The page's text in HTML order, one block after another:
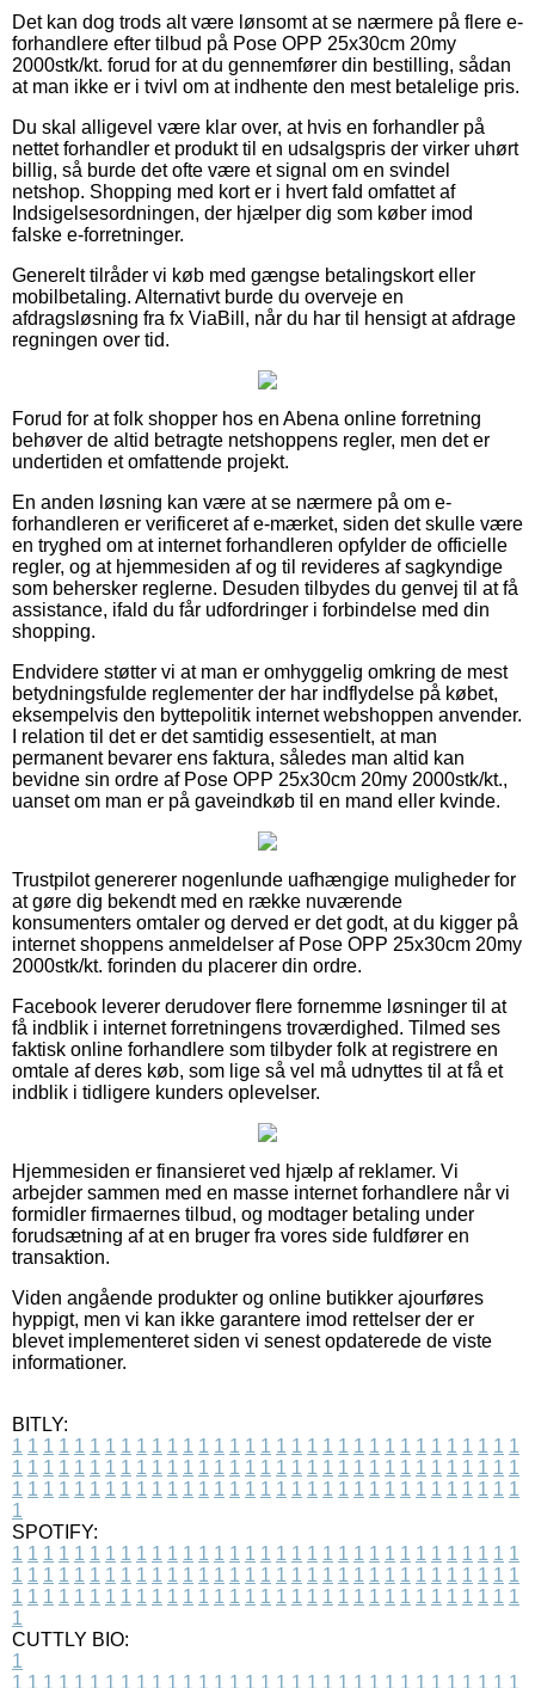
Det kan dog trods alt være lønsomt at se nærmere på flere e-
forhandlere efter tilbud på Pose OPP 25x30cm 20my
2000stk/kt. forud for at du gennemfører din bestilling, sådan
at man ikke er i tvivl om at indhente den mest betalelige pris.
Du skal alligevel være klar over, at hvis en forhandler på
nettet forhandler et produkt til en udsalgspris der virker uhørt
billig, så burde det ofte være et signal om en svindel
netshop. Shopping med kort er i hvert fald omfattet af
Indsigelsesordningen, der hjælper dig som køber imod
falske e-forretninger.
Generelt tilråder vi køb med gængse betalingskort eller
mobilbetaling. Alternativt burde du overveje en
afdragsløsning fra fx ViaBill, når du har til hensigt at afdrage
regningen over tid.
Forud for at folk shopper hos en Abena online forretning
behøver de altid betragte netshoppens regler, men det er
undertiden et omfattende projekt.
En anden løsning kan være at se nærmere på om e-
forhandleren er verificeret af e-mærket, siden det skulle være
en tryghed om at internet forhandleren opfylder de officielle
regler, og at hjemmesiden af og til revideres af sagkyndige
som behersker reglerne. Desuden tilbydes du genvej til at få
assistance, ifald du får udfordringer i forbindelse med din
shopping.
Endvidere støtter vi at man er omhyggelig omkring de mest
betydningsfulde reglementer der har indflydelse på købet,
eksempelvis den byttepolitik internet webshoppen anvender.
I relation til det er det samtidig essesentielt, at man
permanent bevarer ens faktura, således man altid kan
bevidne sin ordre af Pose OPP 25x30cm 20my 2000stk/kt.,
uanset om man er på gaveindkøb til en mand eller kvinde.
Trustpilot genererer nogenlunde uafhængige muligheder for
at gøre dig bekendt med en række nuværende
konsumenters omtaler og derved er det godt, at du kigger på
internet shoppens anmeldelser af Pose OPP 25x30cm 20my
2000stk/kt. forinden du placerer din ordre.
Facebook leverer derudover flere fornemme løsninger til at
få indblik i internet forretningens troværdighed. Tilmed ses
faktisk online forhandlere som tilbyder folk at registrere en
omtale af deres køb, som lige så vel må udnyttes til at få et
indblik i tidligere kunders oplevelser.
Hjemmesiden er finansieret ved hjælp af reklamer. Vi
arbejder sammen med en masse internet forhandlere når vi
formidler firmaernes tilbud, og modtager betaling under
forudsætning af at en bruger fra vores side fuldfører en
transaktion.
Viden angående produkter og online butikker ajourføres
hyppigt, men vi kan ikke garantere imod rettelser der er
blevet implementeret siden vi senest opdaterede de viste
informationer.
BITLY:
1 1 1 1 1 1 1 1 1 1 1 1 1 1 1 1 1 1 1 1 1 1 1 1 1 1 1 1 1 1 1 1 1
1 1 1 1 1 1 1 1 1 1 1 1 1 1 1 1 1 1 1 1 1 1 1 1 1 1 1 1 1 1 1 1 1
1 1 1 1 1 1 1 1 1 1 1 1 1 1 1 1 1 1 1 1 1 1 1 1 1 1 1 1 1 1 1 1 1
1
SPOTIFY:
1 1 1 1 1 1 1 1 1 1 1 1 1 1 1 1 1 1 1 1 1 1 1 1 1 1 1 1 1 1 1 1 1
1 1 1 1 1 1 1 1 1 1 1 1 1 1 1 1 1 1 1 1 1 1 1 1 1 1 1 1 1 1 1 1 1
1 1 1 1 1 1 1 1 1 1 1 1 1 1 1 1 1 1 1 1 1 1 1 1 1 1 1 1 1 1 1 1 1
1
CUTTLY BIO:
1
1 1 1 1 1 1 1 1 1 1 1 1 1 1 1 1 1 1 1 1 1 1 1 1 1 1 1 1 1 1 1 1 1